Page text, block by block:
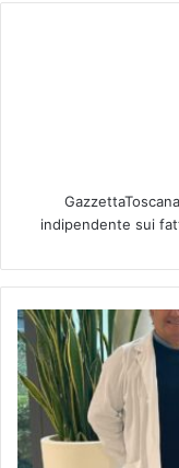
indipendente sui
O
s
p
e
d
a
l